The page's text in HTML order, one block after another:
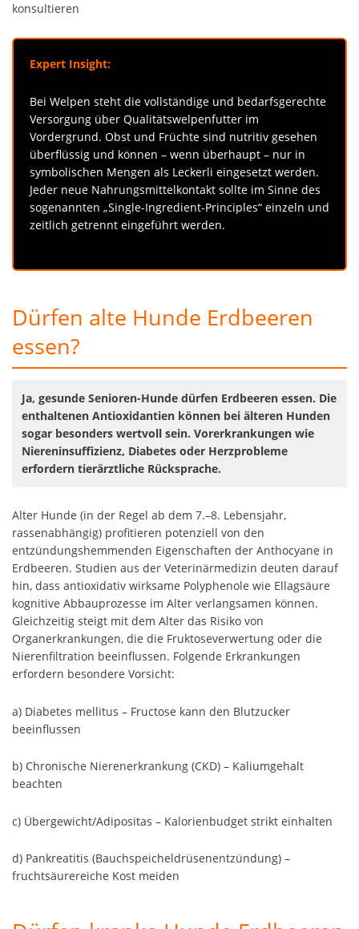
konsultieren
Expert Insight:
Bei Welpen steht die vollständige und bedarfsgerechte
Versorgung über Qualitätswelpenfutter im
Vordergrund. Obst und Früchte sind nutritiv gesehen
überflüssig und können – wenn überhaupt – nur in
symbolischen Mengen als Leckerli eingesetzt werden.
Jeder neue Nahrungsmittelkontakt sollte im Sinne des
sogenannten „Single-Ingredient-Principles“ einzeln und
zeitlich getrennt eingeführt werden.
Dürfen alte Hunde Erdbeeren
essen?
Ja, gesunde Senioren-Hunde dürfen Erdbeeren essen. Die
enthaltenen Antioxidantien können bei älteren Hunden
sogar besonders wertvoll sein. Vorerkrankungen wie
Niereninsuffizienz, Diabetes oder Herzprobleme
erfordern tierärztliche Rücksprache.
Alter Hunde (in der Regel ab dem 7.–8. Lebensjahr,
rassenabhängig) profitieren potenziell von den
entzündungshemmenden Eigenschaften der Anthocyane in
Erdbeeren. Studien aus der Veterinärmedizin deuten darauf
hin, dass antioxidativ wirksame Polyphenole wie Ellagsäure
kognitive Abbauprozesse im Alter verlangsamen können.
Gleichzeitig steigt mit dem Alter das Risiko von
Organerkrankungen, die die Fruktoseverwertung oder die
Nierenfiltration beeinflussen. Folgende Erkrankungen
erfordern besondere Vorsicht:
a) Diabetes mellitus – Fructose kann den Blutzucker
beeinflussen
b) Chronische Nierenerkrankung (CKD) – Kaliumgehalt
beachten
c) Übergewicht/Adipositas – Kalorienbudget strikt einhalten
d) Pankreatitis (Bauchspeicheldrüsenentzündung) –
fruchtsäurereiche Kost meiden